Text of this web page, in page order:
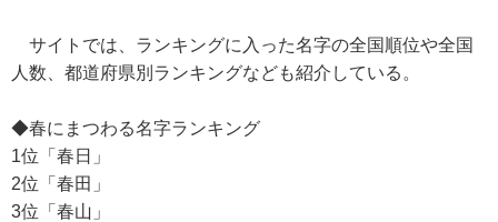
サイトでは、ランキングに入った名字の全国順位や全国
人数、都道府県別ランキングなども紹介している。
◆春にまつわる名字ランキング
1位「春日」
2位「春田」
3位「春山」